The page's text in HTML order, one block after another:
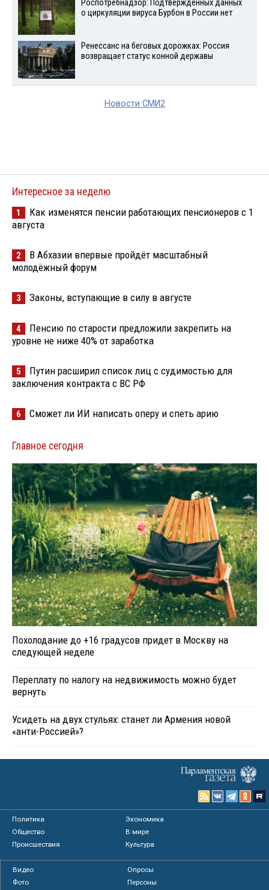
Роспотребнадзор: Подтвержденных данных
о циркуляции вируса Бурбон в России нет
Ренессанс на беговых дорожках: Россия
возвращает статус конной державы
Новости СМИ2
Интересное за неделю
1
Как изменятся пенсии работающих пенсионеров с 1
августа
2
В Абхазии впервые пройдёт масштабный
молодёжный форум
3 Законы, вступающие в силу в августе
4
Пенсию по старости предложили закрепить на
уровне не ниже 40% от заработка
5
Путин расширил список лиц с судимостью для
заключения контракта с ВС РФ
6 Сможет ли ИИ написать оперу и спеть арию
Главное сегодня
Похолодание до +16 градусов придет в Москву на
следующей неделе
Переплату по налогу на недвижимость можно будет
вернуть
Усидеть на двух стульях: станет ли Армения новой
«анти-Россией»?
Политика
Экономика
Общество
В мире
Происшествия
Культура
Видео
Опросы
Фото
Персоны